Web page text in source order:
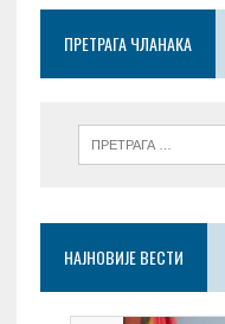
o
k
ПРЕТРАГА ЧЛАНАКА
НАЈНОВИЈЕ ВЕСТИ